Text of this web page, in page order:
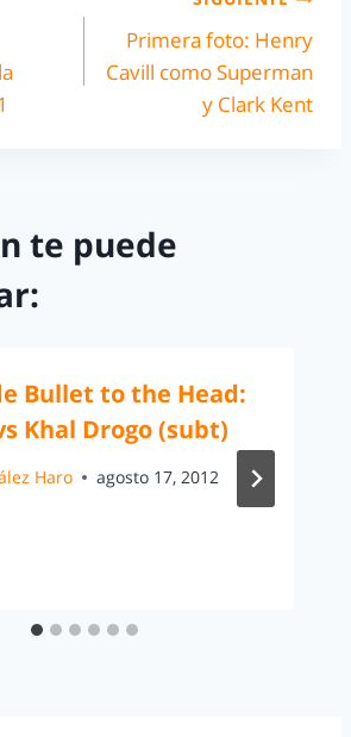
Primera foto: Henry
Cavill como Superman
y Clark Kent
te puede
Bullet to the Head:
Khal Drogo (subt)
Haro agosto 17, 2012